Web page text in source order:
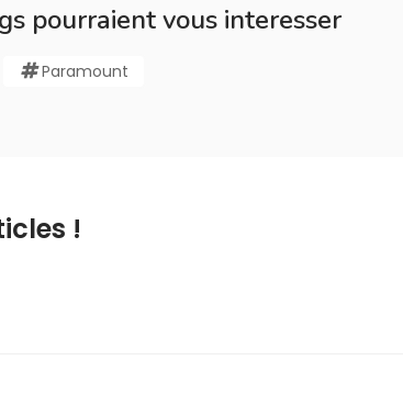
pourraient vous interesser
Paramount
!